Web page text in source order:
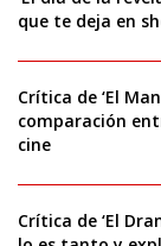
que te deja en
Crítica de ‘El
comparación
cine
Crítica de ‘El